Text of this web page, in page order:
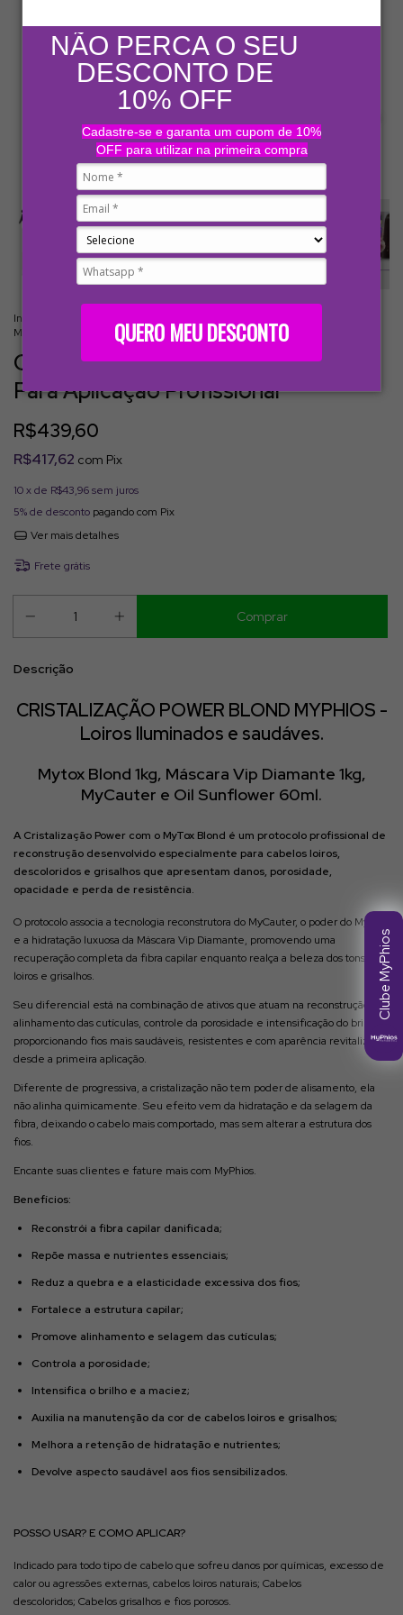
NÃO PERCA O SEU
DESCONTO DE
10% OFF
Cadastre-se e garanta um cupom de 10%
OFF para utilizar na primeira compra
QUERO MEU DESCONTO
Início
MyPhios - Para Aplicação Profissional
Cristalização Power Blond MyPhios -
Para Aplicação Profissional
R$439,60
R$417,62 com Pix
10x de R$43,96sem juros
5% de desconto pagando com Pix
Ver mais detalhes
Frete grátis
Descrição
CRISTALIZAÇÃO POWER BLOND MYPHIOS -
Loiros Iluminados e saudáves.
Mytox Blond 1kg, Máscara Vip Diamante 1kg,
MyCauter e Oil Sunflower 60ml.
A Cristalização Power com o MyTox Blond é um protocolo profissional de
reconstrução desenvolvido especialmente para cabelos loiros,
descoloridos e grisalhos que apresentam danos, porosidade,
opacidade e perda de resistência.
O protocolo associa a tecnologia reconstrutora do MyCauter, o poder do MyTox
e a hidratação luxuosa da Máscara Vip Diamante, promovendo uma
recuperação completa da fibra capilar enquanto realça a beleza dos tons
loiros e grisalhos.
Seu diferencial está na combinação de ativos que atuam na reconstrução,
alinhamento das cutículas, controle da porosidade e intensificação do brilho,
proporcionando fios mais saudáveis, resistentes e com aparência revitalizada
desde a primeira aplicação.
Diferente de progressiva, a cristalização não tem poder de alisamento, ela
não alinha quimicamente. Seu efeito vem da hidratação e da selagem da
fibra, deixando o cabelo mais comportado, mas sem alterar a estrutura dos
fios.
Encante suas clientes e fature mais com MyPhios.
Benefícios:
Reconstrói a fibra capilar danificada;
Repõe massa e nutrientes essenciais;
Reduz a quebra e a elasticidade excessiva dos fios;
Fortalece a estrutura capilar;
Promove alinhamento e selagem das cutículas;
Controla a porosidade;
Intensifica o brilho e a maciez;
Auxilia na manutenção da cor de cabelos loiros e grisalhos;
Melhora a retenção de hidratação e nutrientes;
Devolve aspecto saudável aos fios sensibilizados.
POSSO USAR? E COMO APLICAR?
Indicado para todo tipo de cabelo que sofreu danos por químicas, excesso de
calor ou agressões externas, cabelos loiros naturais; Cabelos
descoloridos; Cabelos grisalhos e fios porosos.
Clube MyPhios